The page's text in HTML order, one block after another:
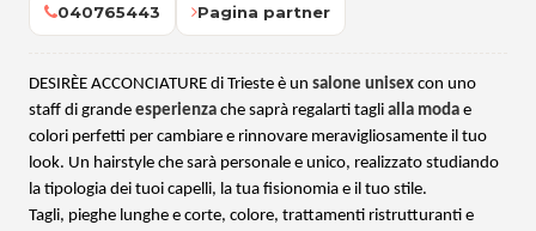
040765443 Pagina partner
DESIRÈE ACCONCIATURE di Trieste è un salone unisex con uno
staff di grande esperienza che saprà regalarti tagli alla moda e
colori perfetti per cambiare e rinnovare meravigliosamente il tuo
look. Un hairstyle che sarà personale e unico, realizzato studiando
la tipologia dei tuoi capelli, la tua fisionomia e il tuo stile.
Tagli, pieghe lunghe e corte, colore, trattamenti ristrutturanti e